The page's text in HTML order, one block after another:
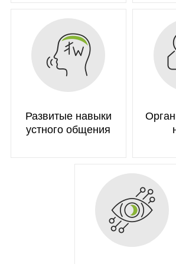
Развитые навыки
устного общения